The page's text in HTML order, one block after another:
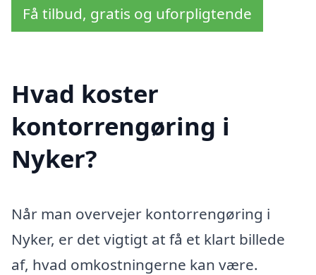
Få tilbud, gratis og uforpligtende
Hvad koster
kontorrengøring i
Nyker?
Når man overvejer kontorrengøring i
Nyker, er det vigtigt at få et klart billede
af, hvad omkostningerne kan være.